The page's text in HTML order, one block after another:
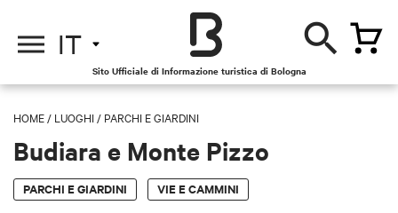
IT
Sito Ufficiale di Informazione turistica di Bologna
HOME / LUOGHI / PARCHI E GIARDINI
Budiara e Monte Pizzo
PARCHI E GIARDINI VIE E CAMMINI